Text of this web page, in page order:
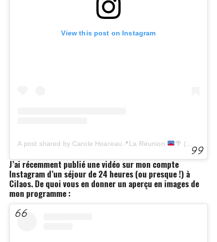
View this post on Instagram
A post shared by Carole Hoareau 📍La Réunion 🌴 (@lapetitecreole.re)
J’ai récemment publié une vidéo sur mon compte
Instagram d’un séjour de 24 heures (ou presque !) à
Cilaos. De quoi vous en donner un aperçu en images de
mon programme :